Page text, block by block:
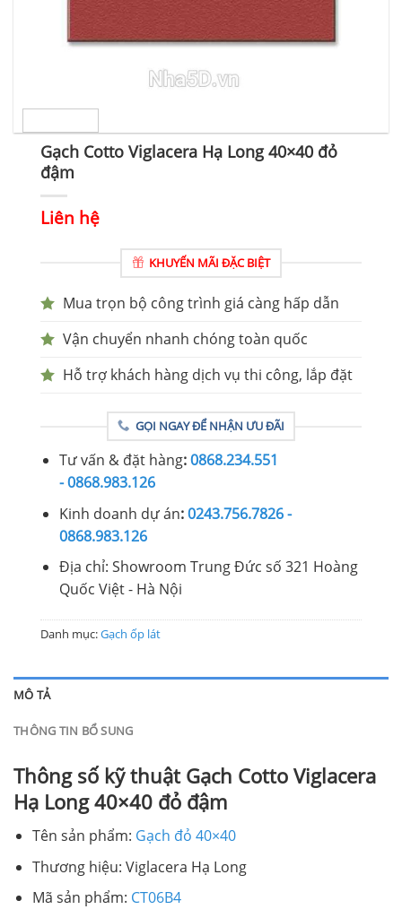
Gạch Cotto Viglacera Hạ Long 40×40 đỏ
đậm
Liên hệ
KHUYẾN MÃI ĐẶC BIỆT
Mua trọn bộ công trình giá càng hấp dẫn
Vận chuyển nhanh chóng toàn quốc
Hỗ trợ khách hàng dịch vụ thi công, lắp đặt
GỌI NGAY ĐỂ NHẬN ƯU ĐÃI
Tư vấn & đặt hàng:0868.234.551
- 0868.983.126
Kinh doanh dự án:0243.756.7826 -
0868.983.126
Địa chỉ: Showroom Trung Đức số 321 Hoàng
Quốc Việt - Hà Nội
Danh mục:Gạch ốp lát
MÔ TẢ
THÔNG TIN BỔ SUNG
Thông số kỹ thuật Gạch Cotto Viglacera
Hạ Long 40×40 đỏ đậm
Tên sản phẩm: Gạch đỏ 40×40
Thương hiệu: Viglacera Hạ Long
Mã sản phẩm: CT06B4